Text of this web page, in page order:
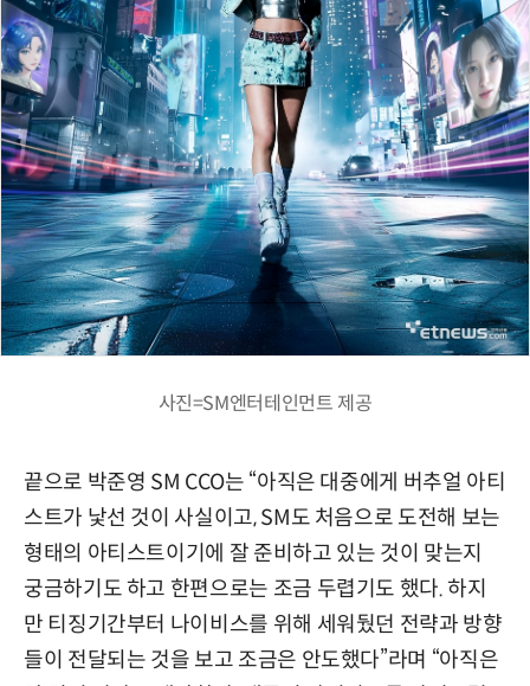
사진=SM엔터테인먼트 제공
끝으로 박준영 SM CCO는 “아직은 대중에게 버추얼 아티
스트가 낯선 것이 사실이고, SM도 처음으로 도전해 보는
형태의 아티스트이기에 잘 준비하고 있는 것이 맞는지
궁금하기도 하고 한편으로는 조금 두렵기도 했다. 하지
만 티징기간부터 나이비스를 위해 세워뒀던 전략과 방향
들이 전달되는 것을 보고 조금은 안도했다”라며 “아직은